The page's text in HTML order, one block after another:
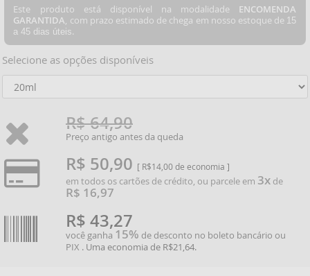
Este produto está disponível na modalidade ENCOMENDA
GARANTIDA, com prazo estimado de chega em nosso estoque de 15
a 45 dias úteis.
Selecione as opções disponíveis
R$ 64,90
Preço antigo antes da queda
R$ 50,90 [ R$14,00 de economia ]
em todos os cartões de crédito, ou parcele em 3x de
R$ 16,97
R$ 43,27
você ganha 15% de desconto no boleto bancário ou
PIX . Uma economia de R$21,64.